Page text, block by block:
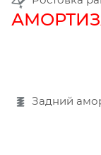
Задний